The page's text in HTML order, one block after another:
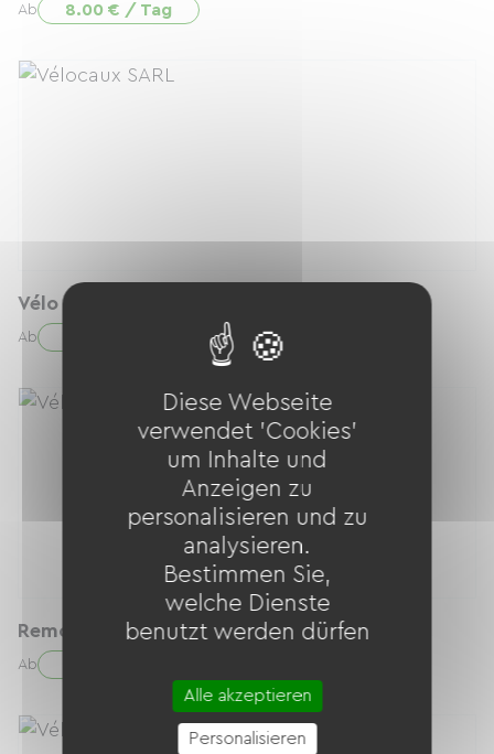
Ab 8.00 € / Tag
Vélo Musculaire Adulte
Ab
Remorque 2 petits enfants
Ab
Diese Webseite
verwendet 'Cookies'
um Inhalte und
Anzeigen zu
personalisieren und zu
analysieren.
Bestimmen Sie,
welche Dienste
benutzt werden dürfen
Alle akzeptieren
Personalisieren